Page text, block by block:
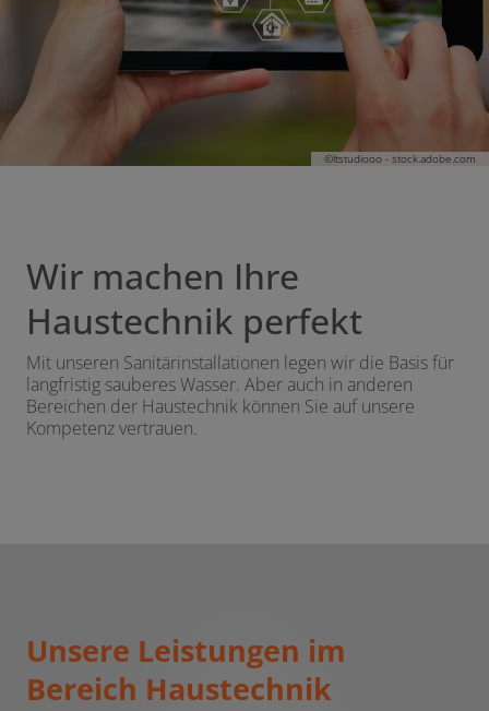
©ltstudiooo - stock.adobe.com
Wir machen Ihre
Haustechnik perfekt
Mit unseren Sanitärinstallationen legen wir die Basis für
langfristig sauberes Wasser. Aber auch in anderen
Bereichen der Haustechnik können Sie auf unsere
Kompetenz vertrauen.
Unsere Leistungen im
Bereich Haustechnik
und schließen